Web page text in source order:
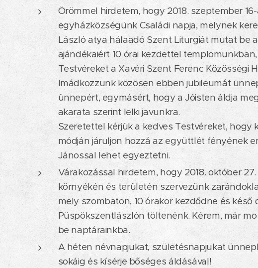
Örömmel hirdetem, hogy 2018. szeptember
egyházközségünk Családi napja, melynek
László atya hálaadó Szent Liturgiát mutat be
ajándékaiért 10 órai kezdettel
Testvéreket a Xavéri Szent Ferenc Közösségi
Imádkozzunk közösen ebben jubileumát
ünnepért, egymásért, hogy a Jóisten áldja
akarata szerint lelki javunkra.
Szeretettel kérjük a kedves Testvéreket, hogy
módján járuljon hozzá az együttlét fényének
Jánossal lehet egyeztetni.
Várakozással hirdetem, hogy 2018. október
környékén és területén szervezünk
mely szombaton, 10 órakor kezdődne és
Püspökszentlászlón töltenénk. Kérem, már
be naptárainkba.
A héten névnapjukat, születésnapjukat
sokáig és kísérje bőséges áldásával!